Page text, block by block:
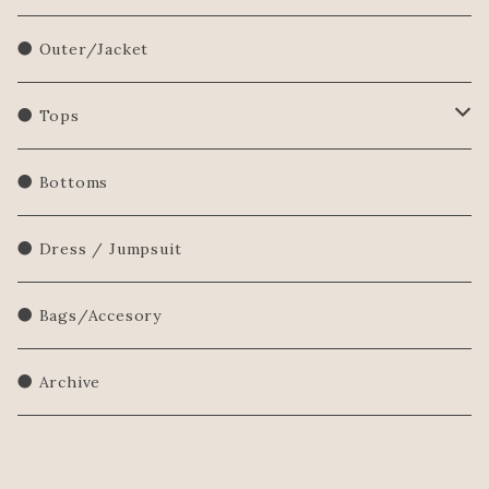
● Outer/Jacket
● Tops
Shirts/Blouse
Sweatershirt
Sweater
● Bottoms
● Dress / Jumpsuit
● Bags/Accesory
● Archive